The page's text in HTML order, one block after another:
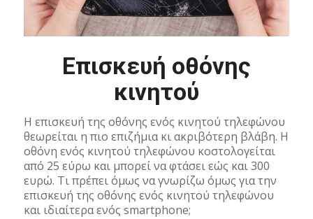
Επισκευή οθόνης
κινητού
Η επισκευή της οθόνης ενός κινητού τηλεφώνου
θεωρείται η πιο επιζήμια κι ακριβότερη βλάβη. Η
οθόνη ενός κινητού τηλεφώνου κοστολογείται
από 25 εύρω και μπορεί να φτάσει εώς και 300
ευρώ. Τι πρέπει όμως να γνωρίζω όμως για την
επισκευή της οθόνης ενός κινητού τηλεφώνου
και ιδιαίτερα ενός smartphone;